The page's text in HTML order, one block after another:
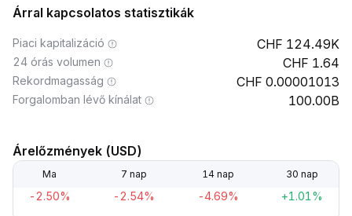
Árral kapcsolatos statisztikák
Piaci kapitalizáció 124.49K
24 órás volumen 1.64
Rekordmagasság 0.00001013
Forgalomban lévő kínálat 100.00B
Árelőzmények (USD)
Ma 7 nap 14 nap 30 nap
-2.50% -2.54% -4.69% +1.01%